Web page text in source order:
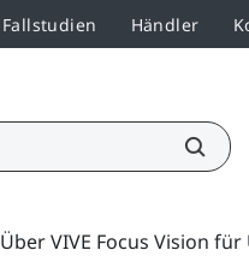
Fallstudien Händler
Über VIVE Focus Vision